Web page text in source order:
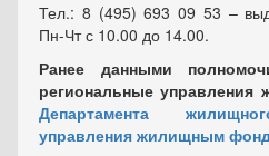
Тел.: 8 (495) 693 09 53 –
Пн-Чт с 10.00 до 14.00.
Ранее данными
региональные управления
Департамента
управления жилищным